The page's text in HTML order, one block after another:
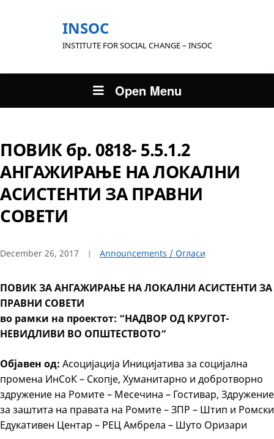
INSOC
INSTITUTE FOR SOCIAL CHANGE – INSOC
Open Menu
ПОВИК бр. 0818- 5.5.1.2
АНГАЖИРАЊЕ НА ЛОКАЛНИ
АСИСТЕНТИ ЗА ПРАВНИ
СОВЕТИ
December 26, 2017 Announcements / Огласи
ПОВИК ЗА АНГАЖИРАЊЕ НА ЛОКАЛНИ АСИСТЕНТИ ЗА
ПРАВНИ СОВЕТИ
во рамки на проектот: “НАДВОР ОД КРУГОТ-
НЕВИДЛИВИ ВО ОПШТЕСТВОТО”
Објавен од: Асоцијација Иницијатива за социјална
промена ИнСоК – Скопје, Хуманитарно и добротворно
здружение на Ромите – Месечина – Гостивар, Здружение
за заштита на правата на Ромите – ЗПР – Штип и Ромски
Едукативен Центар – РЕЦ Амбрела – Шуто Оризари